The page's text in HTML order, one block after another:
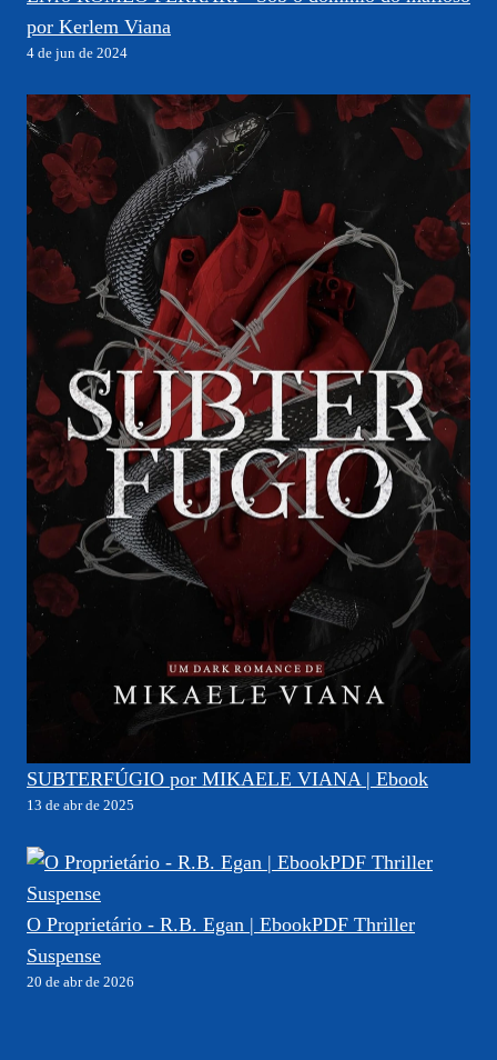
por Kerlem Viana
4 de jun de 2024
SUBTERFÚGIO por MIKAELE VIANA | Ebook
13 de abr de 2025
O Proprietário - R.B. Egan | EbookPDF Thriller
Suspense
20 de abr de 2026